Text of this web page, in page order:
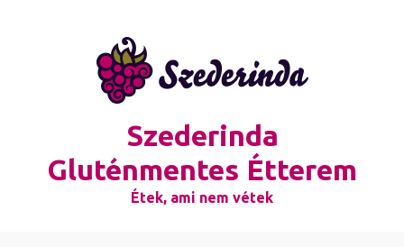
Szederinda
Gluténmentes Étterem
Étek, ami nem vétek